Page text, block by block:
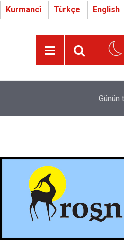
Kurmancî Türkçe English
Çapo 3. oGünün